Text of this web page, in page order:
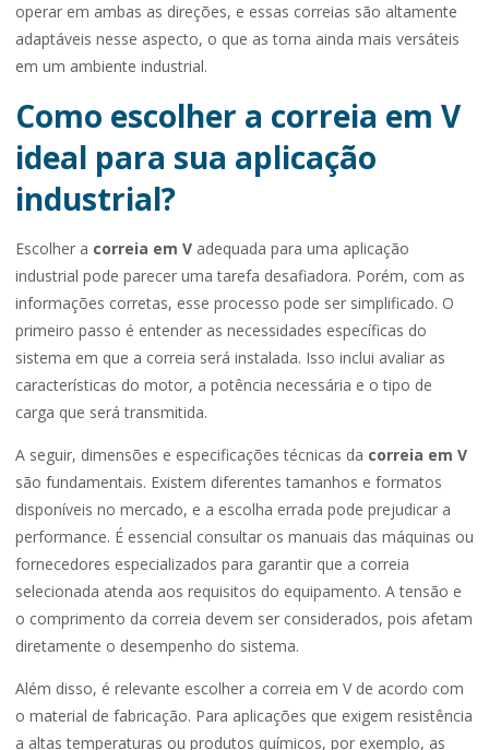
operar em ambas as direções, e essas correias são altamente
adaptáveis nesse aspecto, o que as torna ainda mais versáteis
em um ambiente industrial.
Como escolher a correia em V
ideal para sua aplicação
industrial?
Escolher a correia em V adequada para uma aplicação
industrial pode parecer uma tarefa desafiadora. Porém, com as
informações corretas, esse processo pode ser simplificado. O
primeiro passo é entender as necessidades específicas do
sistema em que a correia será instalada. Isso inclui avaliar as
características do motor, a potência necessária e o tipo de
carga que será transmitida.
A seguir, dimensões e especificações técnicas da correia em V
são fundamentais. Existem diferentes tamanhos e formatos
disponíveis no mercado, e a escolha errada pode prejudicar a
performance. É essencial consultar os manuais das máquinas ou
fornecedores especializados para garantir que a correia
selecionada atenda aos requisitos do equipamento. A tensão e
o comprimento da correia devem ser considerados, pois afetam
diretamente o desempenho do sistema.
Além disso, é relevante escolher a correia em V de acordo com
o material de fabricação. Para aplicações que exigem resistência
a altas temperaturas ou produtos químicos, por exemplo, as